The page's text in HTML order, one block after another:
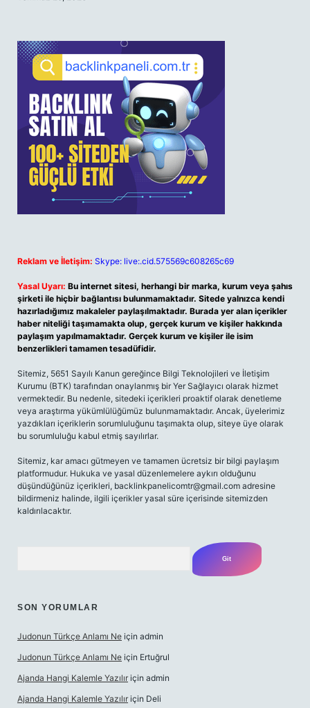
Reklam ve İletişim: Skype: live:.cid.575569c608265c69
Yasal Uyarı: Bu internet sitesi, herhangi bir marka, kurum veya şahıs
şirketi ile hiçbir bağlantısı bulunmamaktadır. Sitede yalnızca kendi
hazırladığımız makaleler paylaşılmaktadır. Burada yer alan içerikler
haber niteliği taşımamakta olup, gerçek kurum ve kişiler hakkında
paylaşım yapılmamaktadır. Gerçek kurum ve kişiler ile isim
benzerlikleri tamamen tesadüfidir.
Sitemiz, 5651 Sayılı Kanun gereğince Bilgi Teknolojileri ve İletişim
Kurumu (BTK) tarafından onaylanmış bir Yer Sağlayıcı olarak hizmet
vermektedir. Bu nedenle, sitedeki içerikleri proaktif olarak denetleme
veya araştırma yükümlülüğümüz bulunmamaktadır. Ancak, üyelerimiz
yazdıkları içeriklerin sorumluluğunu taşımakta olup, siteye üye olarak
bu sorumluluğu kabul etmiş sayılırlar.
Sitemiz, kar amacı gütmeyen ve tamamen ücretsiz bir bilgi paylaşım
platformudur. Hukuka ve yasal düzenlemelere aykırı olduğunu
düşündüğünüz içerikleri, backlinkpanelicomtr@gmail.com adresine
bildirmeniz halinde, ilgili içerikler yasal süre içerisinde sitemizden
kaldırılacaktır.
SON YORUMLAR
Judonun Türkçe Anlamı Ne için admin
Judonun Türkçe Anlamı Ne için Ertuğrul
Ajanda Hangi Kalemle Yazılır için admin
Ajanda Hangi Kalemle Yazılır için Deli